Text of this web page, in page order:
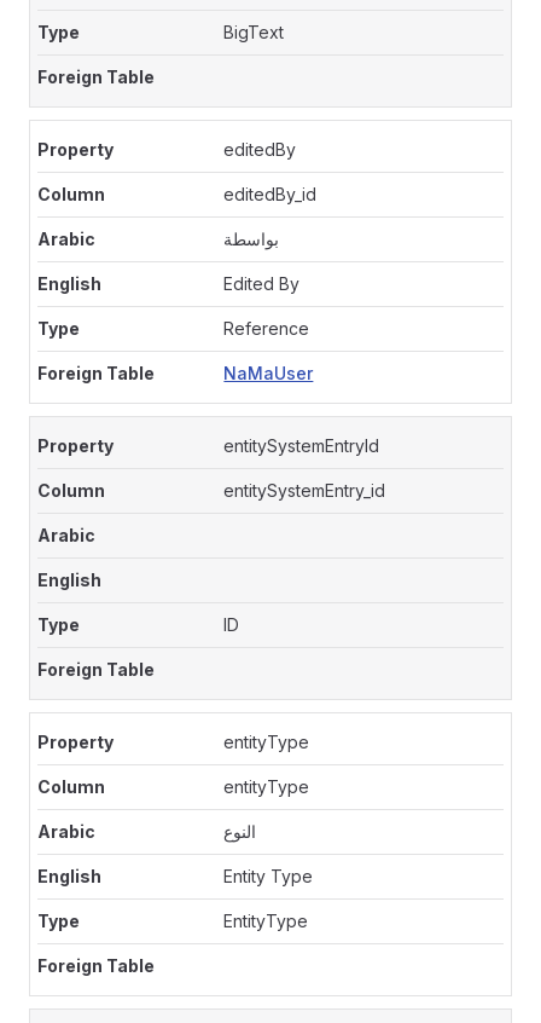
BigText
editedBy
editedBy_id
بواسطة
Edited By
Reference
NaMaUser
entitySystemEntryId
entitySystemEntry_id
ID
entityType
entityType
النوع
Entity Type
EntityType